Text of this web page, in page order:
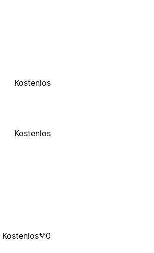
Kostenlos
Kostenlos
Kostenlos 0